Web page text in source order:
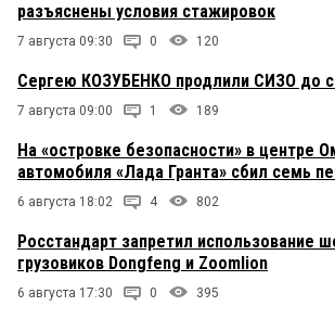
разъяснены условия стажировок
7 августа 09:30 0 120
Сергею КОЗУБЕНКО продлили СИЗО до
7 августа 09:00 1 189
На «островке безопасности» в центре
автомобиля «Лада Гранта» сбил семь
6 августа 18:02 4 802
Росстандарт запретил использование
грузовиков Dongfeng и Zoomlion
6 августа 17:30 0 395